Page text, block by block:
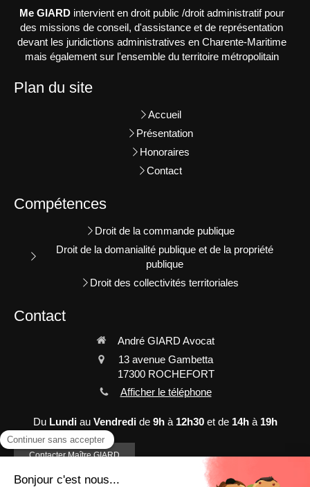
Me GIARDintervient en droit public /droit administratif pour
des missions de conseil, d'assistance et de représentation
devant les juridictions administratives en Charente-Maritime
mais également sur l'ensemble du territoire métropolitain
Plan du site
Accueil
Présentation
Honoraires
Contact
Compétences
Droit de la commande publique
Droit de la domanialité publique et de la propriété
publique
Droit des collectivités territoriales
Contact
André GIARD Avocat
13 avenue Gambetta
17300 ROCHEFORT
Afficher le téléphone
Du Lundiau Vendredide 9hà 12h30et de 14hà 19h
Contacter Maître GIARD